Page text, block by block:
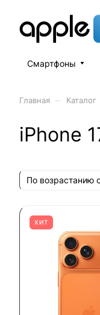
Смартфоны
Главная Каталог
iPhone
По возрастанию
ХИТ